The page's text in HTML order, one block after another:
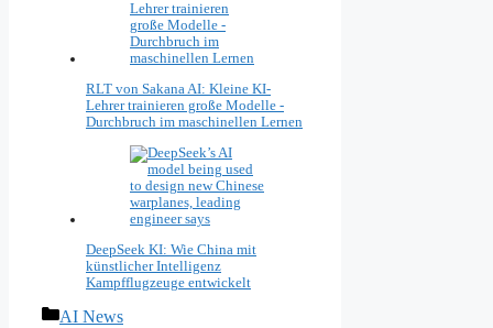
RLT von Sakana AI: Kleine KI-
Lehrer trainieren große Modelle -
Durchbruch im maschinellen Lernen
DeepSeek KI: Wie China mit
künstlicher Intelligenz
Kampfflugzeuge entwickelt
Kategorien
AI News